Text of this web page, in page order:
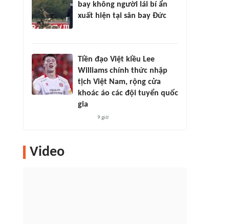
bay không người lái bí ẩn
xuất hiện tại sân bay Đức
Tiền đạo Việt kiều Lee
Williams chính thức nhập
tịch Việt Nam, rộng cửa
khoác áo các đội tuyển quốc
gia
9 giờ
Video